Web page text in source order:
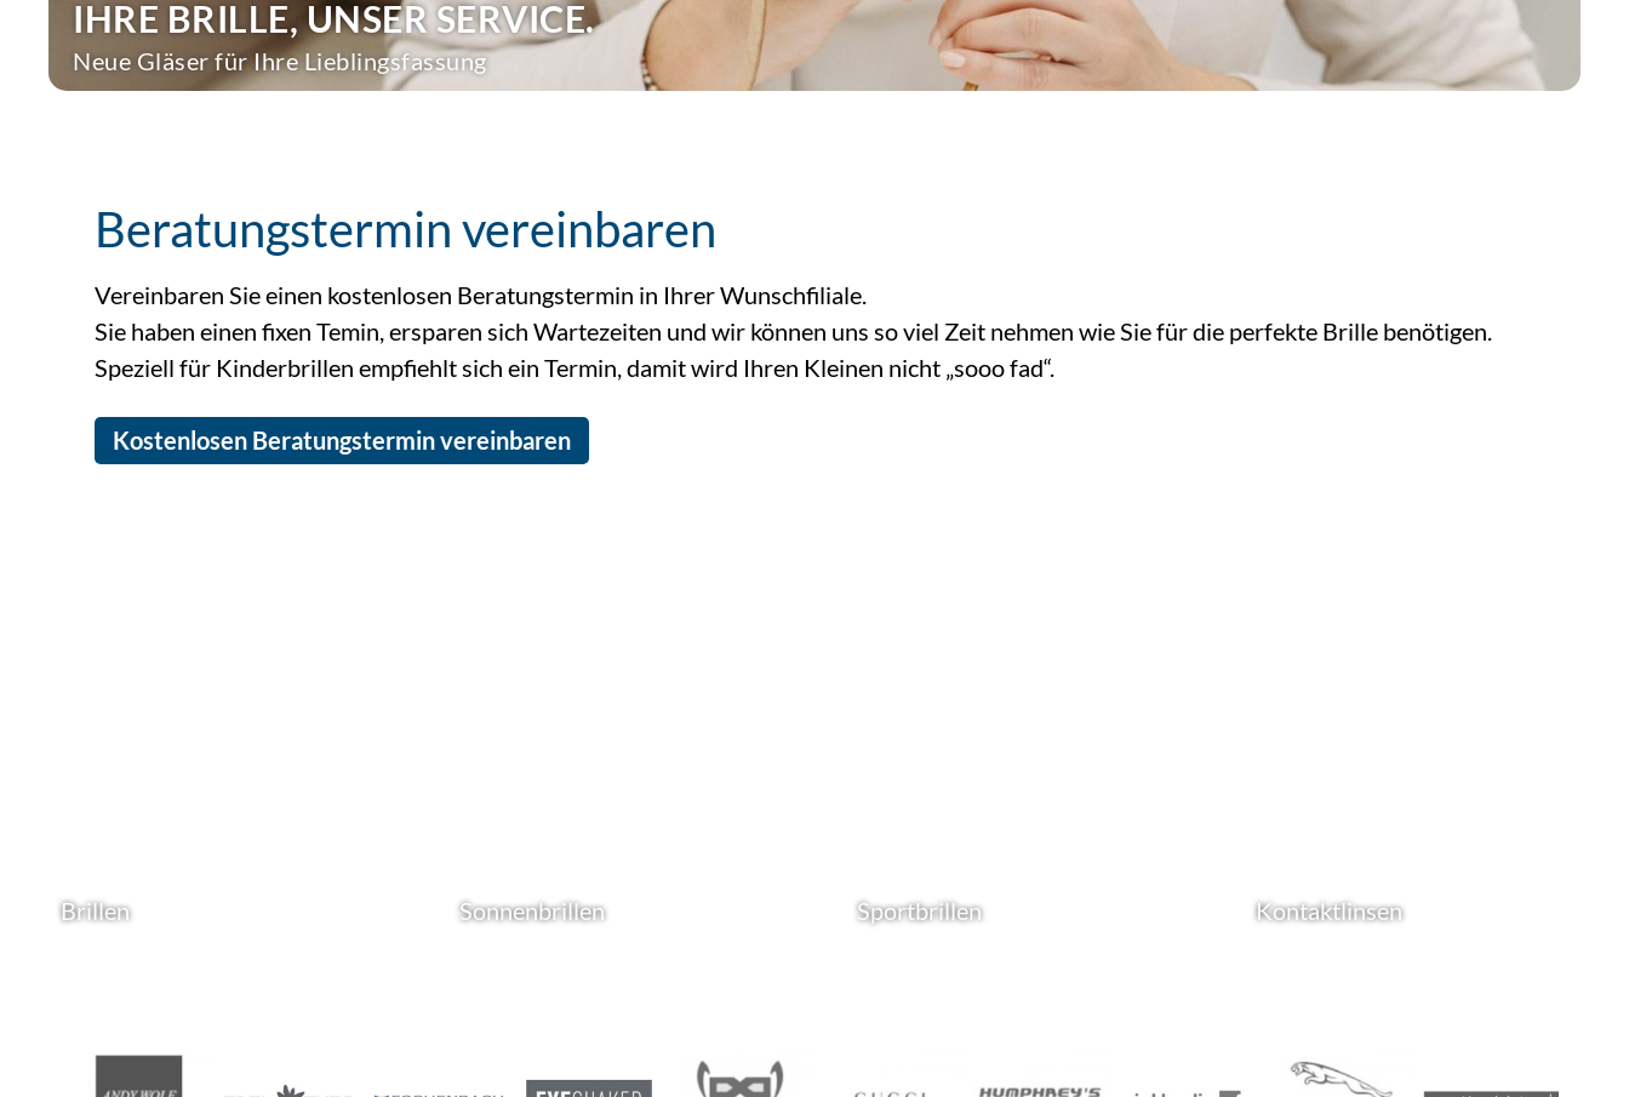
Beratungstermin vereinbaren
Vereinbaren Sie einen kostenlosen Beratungstermin in Ihrer Wunschfiliale.
Sie haben einen fixen Temin, ersparen sich Wartezeiten und wir können uns so viel Zeit nehmen wie Sie für die perfekte Brille benötigen.
Speziell für Kinderbrillen empfiehlt sich ein Termin, damit wird Ihren Kleinen nicht „sooo fad“.
Kostenlosen Beratungstermin vereinbaren
Brillen Sonnenbrillen Sportbrillen Kontaktlinsen